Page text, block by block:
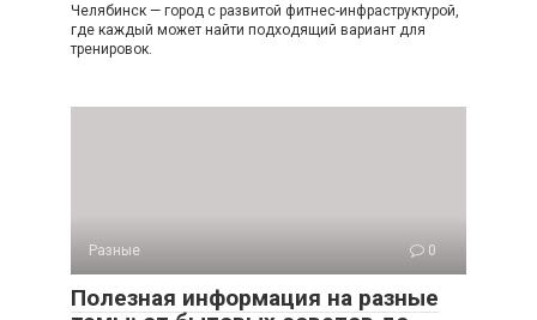
Челябинск — город с развитой фитнес-инфраструктурой,
где каждый может найти подходящий вариант для
тренировок.
Разные 0
Полезная информация на разные